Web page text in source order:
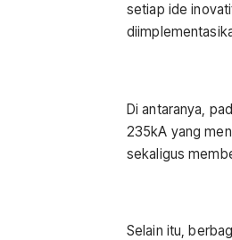
setiap ide
Di antaranya,
235kA yang
sekaligus
Selain itu,